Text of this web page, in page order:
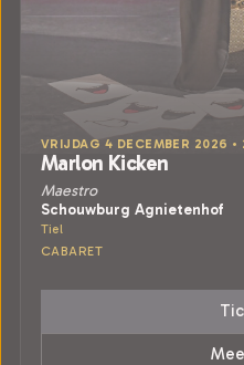
VRIJDAG 4 DECEMBER 2026 •
Marlon Kicken
Maestro
Schouwburg Agnietenhof
Tiel
CABARET